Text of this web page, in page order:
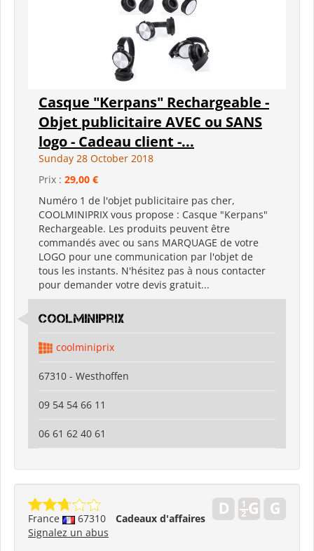
Casque "Kerpans" Rechargeable -
Objet publicitaire AVEC ou SANS
logo - Cadeau client -...
Sunday 28 October 2018
Prix : 29,00 €
Numéro 1 de l'objet publicitaire pas cher,
COOLMINIPRIX vous propose : Casque "Kerpans"
Rechargeable. Les produits peuvent être
commandés avec ou sans MARQUAGE de votre
LOGO pour une communication par l'objet de
tous les instants. N'hésitez pas à nous contacter
pour demander votre devis gratuit...
coolminiprix
coolminiprix
67310 - Westhoffen
09 54 54 66 11
06 61 62 40 61
France 67310
Cadeaux d'affaires
Signalez un abus